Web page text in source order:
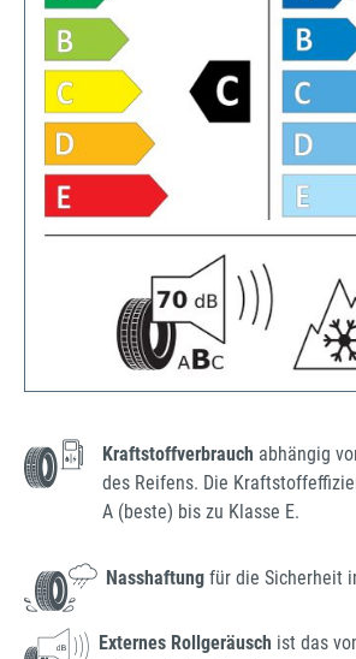
Kraftstoffverbrauch abhängig
des Reifens. Die
A (beste) bis zu Klasse E.
Nasshaftung für die Sicherheit
Externes Rollgeräusch ist das